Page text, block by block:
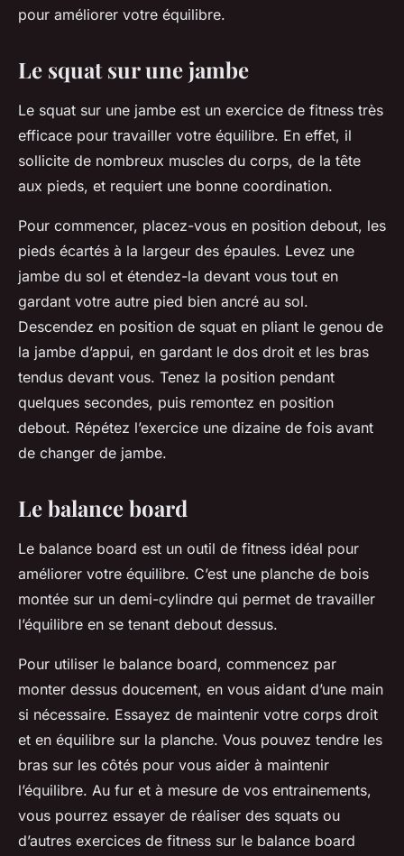
pour améliorer votre équilibre.
Le squat sur une jambe
Le squat sur une jambe est un exercice de fitness très
efficace pour travailler votre équilibre. En effet, il
sollicite de nombreux muscles du corps, de la tête
aux pieds, et requiert une bonne coordination.
Pour commencer, placez-vous en position debout, les
pieds écartés à la largeur des épaules. Levez une
jambe du sol et étendez-la devant vous tout en
gardant votre autre pied bien ancré au sol.
Descendez en position de squat en pliant le genou de
la jambe d’appui, en gardant le dos droit et les bras
tendus devant vous. Tenez la position pendant
quelques secondes, puis remontez en position
debout. Répétez l’exercice une dizaine de fois avant
de changer de jambe.
Le balance board
Le balance board est un outil de fitness idéal pour
améliorer votre équilibre. C’est une planche de bois
montée sur un demi-cylindre qui permet de travailler
l’équilibre en se tenant debout dessus.
Pour utiliser le balance board, commencez par
monter dessus doucement, en vous aidant d’une main
si nécessaire. Essayez de maintenir votre corps droit
et en équilibre sur la planche. Vous pouvez tendre les
bras sur les côtés pour vous aider à maintenir
l’équilibre. Au fur et à mesure de vos entrainements,
vous pourrez essayer de réaliser des squats ou
d’autres exercices de fitness sur le balance board